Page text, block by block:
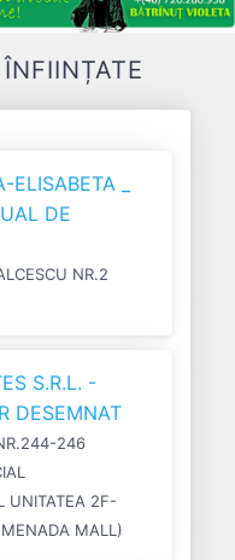
_
DE
NR.2
S.R.L. -
DESEMNAT
246
UNITATEA 2F-
MALL)